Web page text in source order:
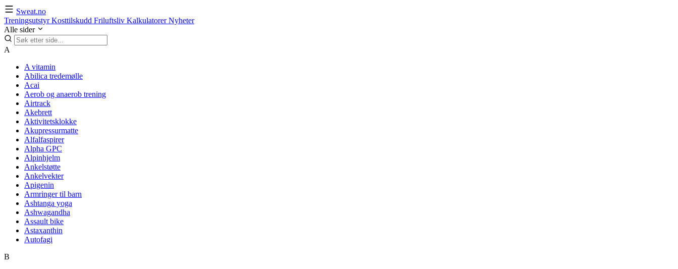
Sweat.no
TreningsutstyrKosttilskudd Friluftsliv KalkulatorerNyheter
Alle sider
A
A vitamin
Abilica tredemølle
Acai
Aerob og anaerob trening
Airtrack
Akebrett
Aktivitetsklokke
Akupressurmatte
Alfalfaspirer
Alpha GPC
Alpinhjelm
Ankelstøtte
Ankelvekter
Apigenin
Armringer til barn
Ashtanga yoga
Ashwagandha
Assault bike
Astaxanthin
Autofagi
B